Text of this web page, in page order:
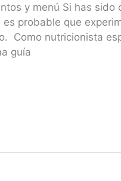
y menú Si has
probable que
Como nutricionista
guía